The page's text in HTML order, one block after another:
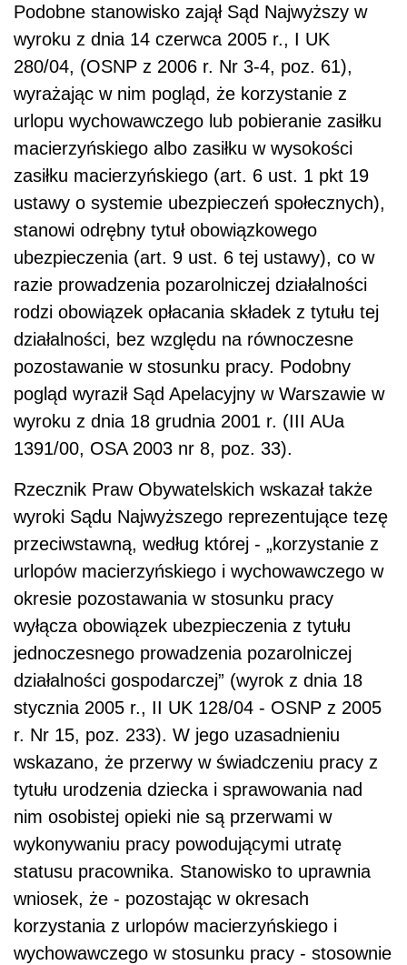
Podobne stanowisko zajął Sąd Najwyższy w
wyroku z dnia 14 czerwca 2005 r., I UK
280/04, (OSNP z 2006 r. Nr 3-4, poz. 61),
wyrażając w nim pogląd, że korzystanie z
urlopu wychowawczego lub pobieranie zasiłku
macierzyńskiego albo zasiłku w wysokości
zasiłku macierzyńskiego (art. 6 ust. 1 pkt 19
ustawy o systemie ubezpieczeń społecznych),
stanowi odrębny tytuł obowiązkowego
ubezpieczenia (art. 9 ust. 6 tej ustawy), co w
razie prowadzenia pozarolniczej działalności
rodzi obowiązek opłacania składek z tytułu tej
działalności, bez względu na równoczesne
pozostawanie w stosunku pracy. Podobny
pogląd wyraził Sąd Apelacyjny w Warszawie w
wyroku z dnia 18 grudnia 2001 r. (III AUa
1391/00, OSA 2003 nr 8, poz. 33).
Rzecznik Praw Obywatelskich wskazał także
wyroki Sądu Najwyższego reprezentujące tezę
przeciwstawną, według której - „korzystanie z
urlopów macierzyńskiego i wychowawczego w
okresie pozostawania w stosunku pracy
wyłącza obowiązek ubezpieczenia z tytułu
jednoczesnego prowadzenia pozarolniczej
działalności gospodarczej” (wyrok z dnia 18
stycznia 2005 r., II UK 128/04 - OSNP z 2005
r. Nr 15, poz. 233). W jego uzasadnieniu
wskazano, że przerwy w świadczeniu pracy z
tytułu urodzenia dziecka i sprawowania nad
nim osobistej opieki nie są przerwami w
wykonywaniu pracy powodującymi utratę
statusu pracownika. Stanowisko to uprawnia
wniosek, że - pozostając w okresach
korzystania z urlopów macierzyńskiego i
wychowawczego w stosunku pracy - stosownie